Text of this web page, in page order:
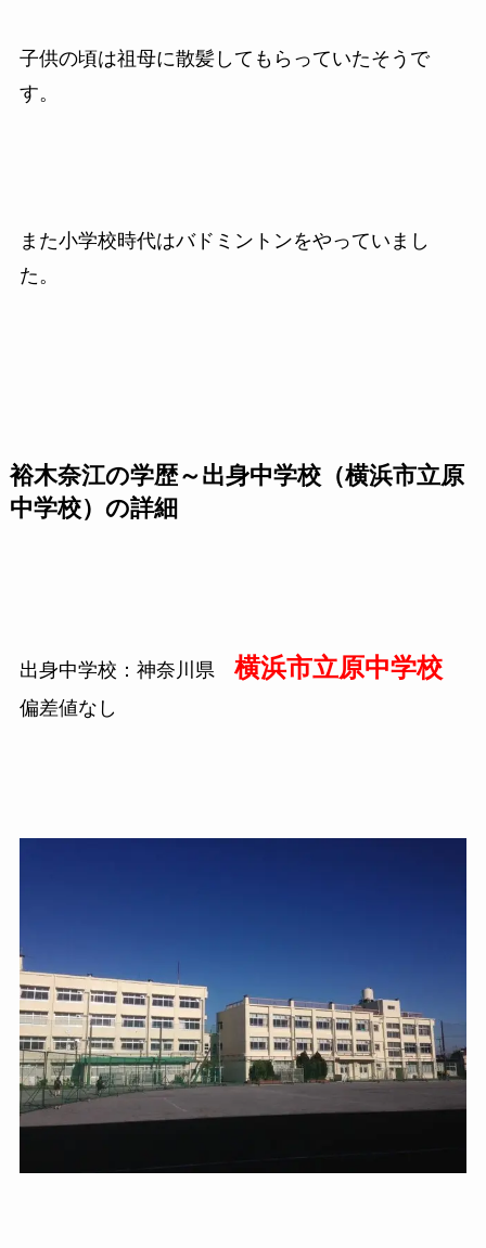
子供の頃は祖母に散髪してもらっていたそうで
す。
また小学校時代はバドミントンをやっていまし
た。
裕木奈江の学歴～出身中学校（横浜市立原
中学校）の詳細
出身中学校：神奈川県 横浜市立原中学校
偏差値なし